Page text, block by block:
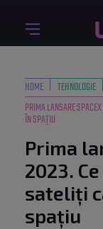
HOME
TEHNOLOGIE
PRIMA LANSARE
ÎN SPAȚIU
Prima
2023.
sateliți
spațiu